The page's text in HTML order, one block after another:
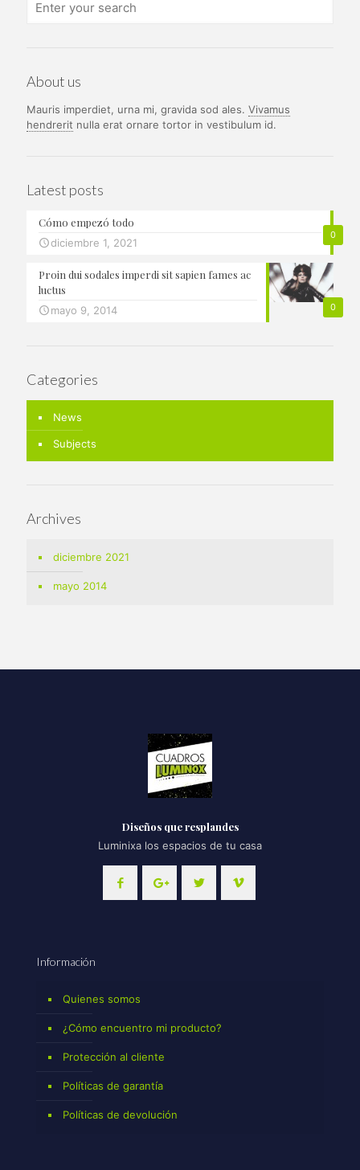
About us
Mauris imperdiet, urna mi, gravida sod ales. Vivamus
hendrerit nulla erat ornare tortor in vestibulum id.
Latest posts
0
Cómo empezó todo
diciembre 1, 2021
0
Proin dui sodales imperdi sit sapien fames ac
luctus
mayo 9, 2014
Categories
News
Subjects
Archives
diciembre 2021
mayo 2014
Diseños que resplandes
Luminixa los espacios de tu casa
Información
Quienes somos
¿Cómo encuentro mi producto?
Protección al cliente
Políticas de garantía
Políticas de devolución